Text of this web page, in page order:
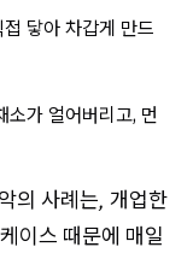
닿아 차갑게 만드
가 얼어버리고, 먼
의 사례는, 개업한
이스 때문에 매일